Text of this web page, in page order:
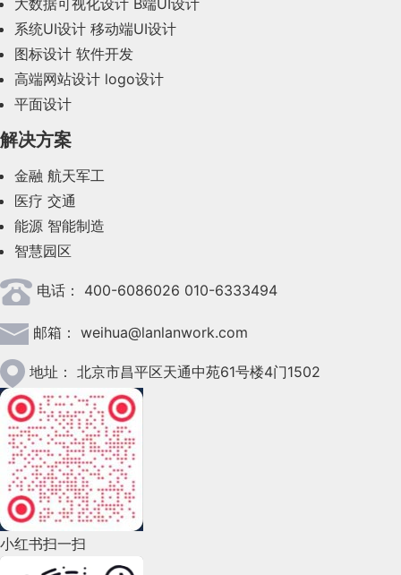
2023年10月(14)
2023年8月(88)
2023年7月(62)
2023年6月(58)
2023年5月(28)
2023年4月(47)
2023年3月(37)
2023年2月(90)
2023年1月(78)
2022年12月(45)
2022年11月(69)
2022年10月(51)
2022年9月(135)
2022年8月(60)
大数据可视化设计 B端UI设计
系统UI设计 移动端UI设计
图标设计 软件开发
高端网站设计 logo设计
平面设计
解决方案
金融 航天军工
医疗 交通
能源 智能制造
智慧园区
电话： 400-6086026 010-6333494
邮箱： weihua@lanlanwork.com
地址： 北京市昌平区天通中苑61号楼4门1502
小红书扫一扫